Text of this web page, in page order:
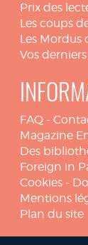
Prix des
Les coups
Les Mordus
Vos
FAQ -
Magazine
Des
Foreign in
Cookies -
Mentions
Plan du site